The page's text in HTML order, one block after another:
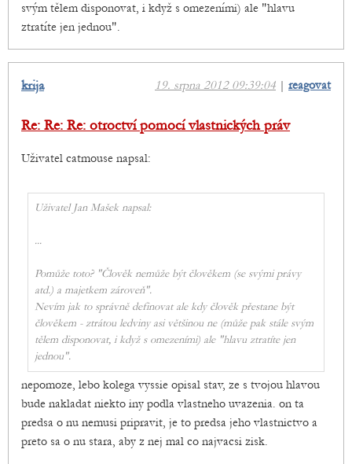
svým tělem disponovat, i když s omezeními) ale "hlavu
ztratíte jen jednou".
19. srpna 2012 09:39:04 | reagovat
krija
Re: Re: Re: otroctví pomocí vlastnických práv
Uživatel catmouse napsal:
Uživatel Jan Mašek napsal:
...
Pomůže toto? "Člověk nemůže být člověkem (se svými právy
atd.) a majetkem zároveň".
Nevím jak to správně definovat ale kdy člověk přestane být
člověkem - ztrátou ledviny asi většinou ne (může pak stále svým
tělem disponovat, i když s omezeními) ale "hlavu ztratíte jen
jednou".
nepomoze, lebo kolega vyssie opisal stav, ze s tvojou hlavou
bude nakladat niekto iny podla vlastneho uvazenia. on ta
predsa o nu nemusi pripravit, je to predsa jeho vlastnictvo a
preto sa o nu stara, aby z nej mal co najvacsi zisk.